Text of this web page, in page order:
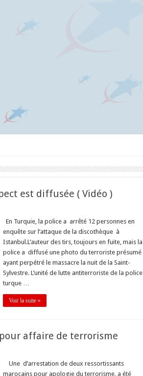
est diffusée ( Vidéo )
En Turquie, la police a arrêté 12 personnes en
enquête sur l’attaque de la discothèque à
Istanbul.L’auteur des tirs, toujours en fuite, mais la
police a diffusé une photo du terroriste présumé
ayant perpétré le massacre la nuit de la Saint-
Sylvestre. L’unité de lutte antiterroriste de la police
turque …
Voir la suite »
affaire de terrorisme
Une d’arrestation de deux ressortissants
marocains pour apologie du terrorisme, a été